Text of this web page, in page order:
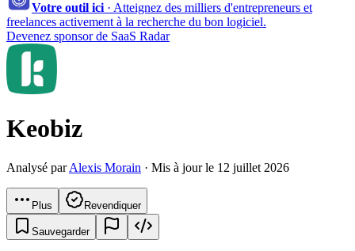
Votre outil ici · Atteignez des milliers d'entrepreneurs et
freelances activement à la recherche du bon logiciel.
Devenez sponsor de SaaS Radar
Keobiz
Analysé parAlexis Morain · Mis à jour le 12 juillet 2026
Plus Revendiquer
Sauvegarder